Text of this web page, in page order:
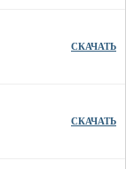
СКАЧАТЬ
СКАЧАТЬ